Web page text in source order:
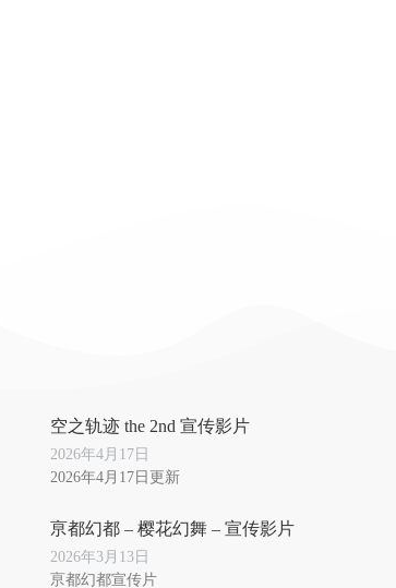
空之轨迹 the 2nd 宣传影片
2026年4月17日
2026年4月17日更新
亰都幻都 – 樱花幻舞 – 宣传影片
2026年3月13日
亰都幻都宣传片